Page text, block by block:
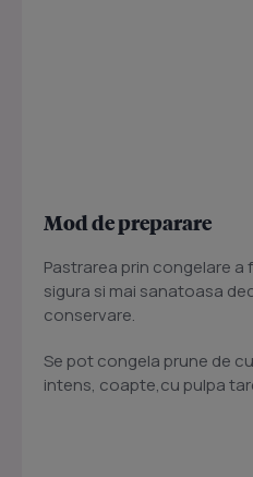
Mod de preparare
Pastrarea prin congelare
sigura si mai sanatoasa
conservare.
Se pot congela prune de
intens, coapte,cu pulpa